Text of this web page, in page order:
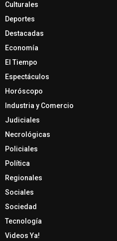
Culturales
Deportes
Destacadas
Economía
El Tiempo
Espectáculos
Horóscopo
Industria y Comercio
Judiciales
Necrológicas
Policiales
Política
Regionales
Sociales
Sociedad
Tecnología
Videos Ya!